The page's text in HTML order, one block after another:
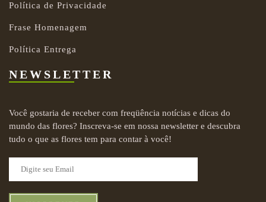
Política de Privacidade
Frase Homenagem
Política Entrega
NEWSLETTER
Você gostaria de receber com freqüência notícias e dicas do
mundo das flores? Inscreva-se em nossa newsletter e descubra
tudo o que as flores tem para contar à você!